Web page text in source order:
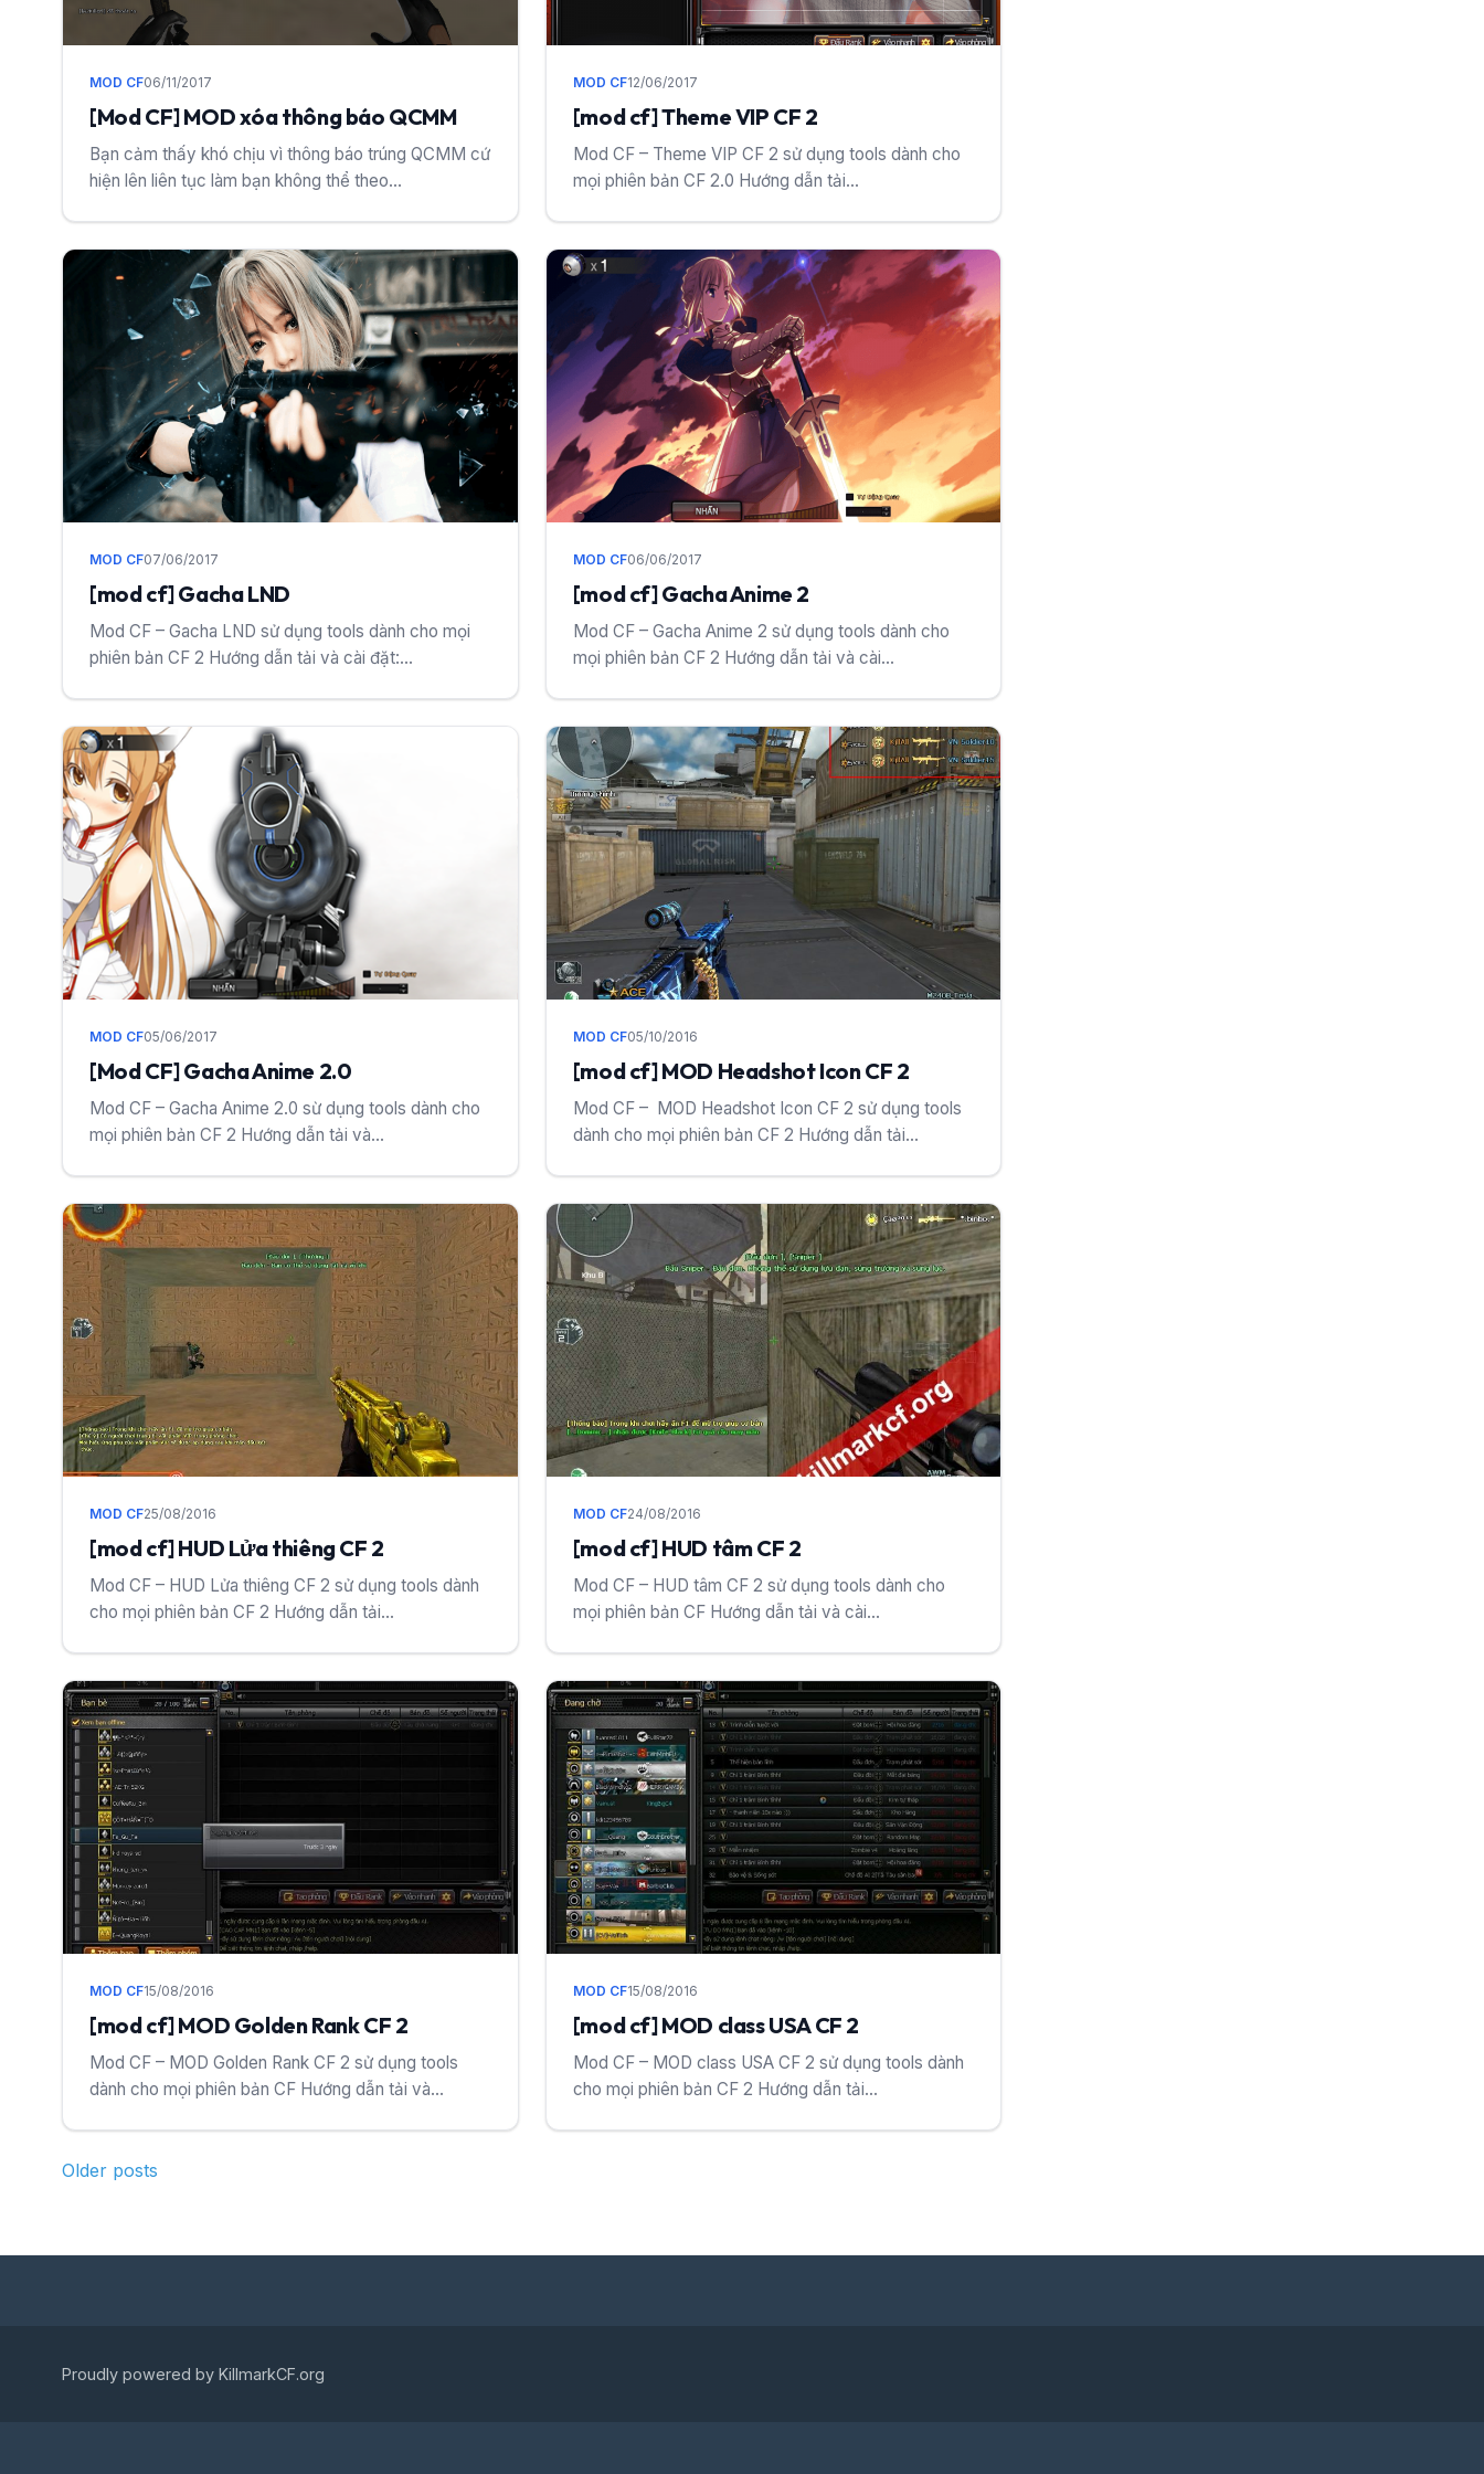
MOD CF06/11/2017
[Mod CF] MOD xóa thông báo QCMM
Bạn cảm thấy khó chịu vì thông báo trúng QCMM cứ
hiện lên liên tục làm bạn không thể theo...
MOD CF12/06/2017
[mod cf] Theme VIP CF 2
Mod CF – Theme VIP CF 2 sử dụng tools dành cho
mọi phiên bản CF 2.0 Hướng dẫn tải...
MOD CF07/06/2017
[mod cf] Gacha LND
Mod CF – Gacha LND sử dụng tools dành cho mọi
phiên bản CF 2 Hướng dẫn tải và cài đặt:...
MOD CF06/06/2017
[mod cf] Gacha Anime 2
Mod CF – Gacha Anime 2 sử dụng tools dành cho
mọi phiên bản CF 2 Hướng dẫn tải và cài...
MOD CF05/06/2017
[Mod CF] Gacha Anime 2.0
Mod CF – Gacha Anime 2.0 sừ dụng tools dành cho
mọi phiên bản CF 2 Hướng dẫn tải và...
MOD CF05/10/2016
[mod cf] MOD Headshot Icon CF 2
Mod CF – MOD Headshot Icon CF 2 sử dụng tools
dành cho mọi phiên bản CF 2 Hướng dẫn tải...
MOD CF25/08/2016
[mod cf] HUD Lửa thiêng CF 2
Mod CF – HUD Lửa thiêng CF 2 sử dụng tools dành
cho mọi phiên bản CF 2 Hướng dẫn tải...
MOD CF24/08/2016
[mod cf] HUD tâm CF 2
Mod CF – HUD tâm CF 2 sử dụng tools dành cho
mọi phiên bản CF Hướng dẫn tải và cài...
MOD CF15/08/2016
[mod cf] MOD Golden Rank CF 2
Mod CF – MOD Golden Rank CF 2 sử dụng tools
dành cho mọi phiên bản CF Hướng dẫn tải và...
MOD CF15/08/2016
[mod cf] MOD class USA CF 2
Mod CF – MOD class USA CF 2 sử dụng tools dành
cho mọi phiên bản CF 2 Hướng dẫn tải...
Posts
Older posts
Proudly powered by KillmarkCF.org